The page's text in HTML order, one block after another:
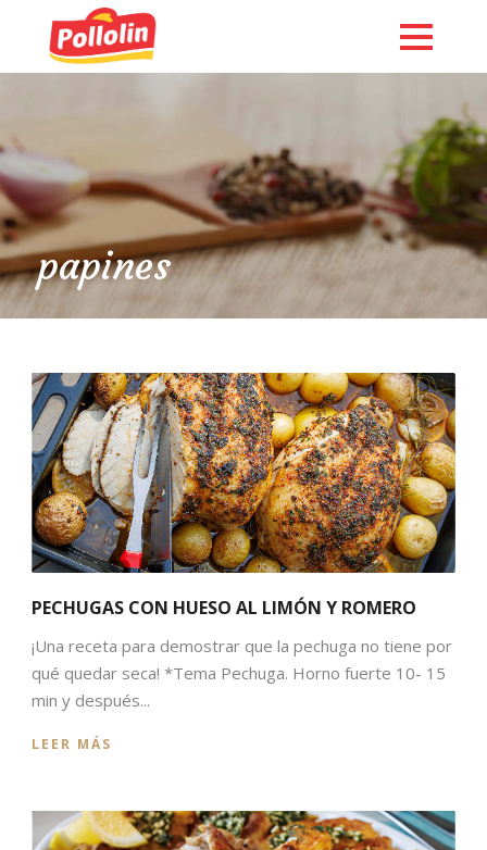
English
papines
PECHUGAS CON HUESO AL LIMÓN Y ROMERO
¡Una receta para demostrar que la pechuga no tiene por
qué quedar seca! *Tema Pechuga. Horno fuerte 10- 15
min y después...
LEER MÁS